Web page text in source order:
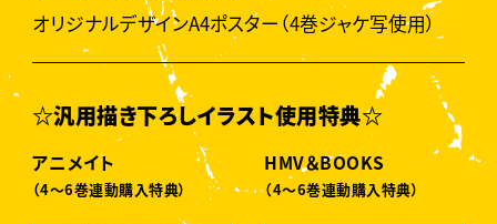
オリジナルデザインA4ポスター（4巻ジャケ写使用）
☆汎用描き下ろしイラスト使用特典☆
アニメイト
（4〜6巻連動購入特典）
HMV＆BOOKS
（4〜6巻連動購入特典）